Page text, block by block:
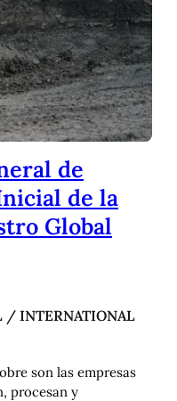
de
de la
Global
/ INTERNATIONAL
son las empresas
procesan y